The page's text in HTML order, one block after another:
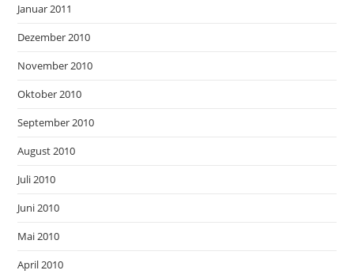
Januar 2011
Dezember 2010
November 2010
Oktober 2010
September 2010
August 2010
Juli 2010
Juni 2010
Mai 2010
April 2010